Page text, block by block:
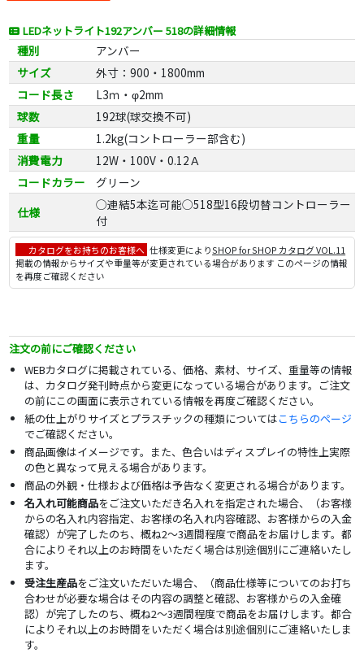
LEDネットライト192アンバー 518の詳細情報
種別
アンバー
サイズ
外寸：900・1800mm
コード長さ
L3ｍ・φ2mm
球数
192球(球交換不可)
重量
1.2kg(コントローラー部含む)
消費電力
12W・100V・0.12Ａ
コードカラー
グリーン
仕様
◯連結5本迄可能◯518型16段切替コントローラー
付
カタログをお持ちのお客様へ 仕様変更によりSHOP for SHOP カタログ VOL.11
掲載の情報からサイズや重量等が変更されている場合があります このページの情報
を再度ご確認ください
注文の前にご確認ください
WEBカタログに掲載されている、価格、素材、サイズ、重量等の情報
は、カタログ発刊時点から変更になっている場合があります。ご注文
の前にこの画面に表示されている情報を再度ご確認ください。
紙の仕上がりサイズとプラスチックの種類についてはこちらのページ
でご確認ください。
商品画像はイメージです。また、色合いはディスプレイの特性上実際
の色と異なって見える場合があります。
商品の外観・仕様および価格は予告なく変更される場合があります。
名入れ可能商品をご注文いただき名入れを指定された場合、（お客様
からの名入れ内容指定、お客様の名入れ内容確認、お客様からの入金
確認）が完了したのち、概ね2～3週間程度で商品をお届けします。都
合によりそれ以上のお時間をいただく場合は別途個別にご連絡いたし
ます。
受注生産品をご注文いただいた場合、（商品仕様等についてのお打ち
合わせが必要な場合はその内容の調整と確認、お客様からの入金確
認）が完了したのち、概ね2～3週間程度で商品をお届けします。都合
によりそれ以上のお時間をいただく場合は別途個別にご連絡いたしま
す。